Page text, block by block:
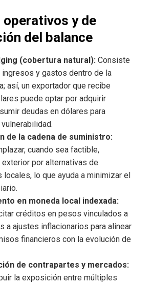
operativos y de
del balance
(cobertura natural): Consiste
ingresos y gastos dentro de la
así, un exportador que recibe
puede optar por adquirir
deudas en dólares para
de la cadena de suministro:
cuando sea factible,
por alternativas de
lo que ayuda a minimizar el
en moneda local indexada:
créditos en pesos vinculados a
a ajustes inflacionarios para alinear
financieros con la evolución de
de contrapartes y mercados:
la exposición entre múltiples